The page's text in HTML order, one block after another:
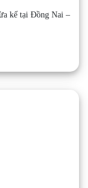
kế tại Đồng Nai –